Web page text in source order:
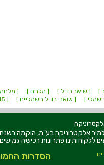
] [ שואב בדיל ] [ מלחם ] [
]
[ שואבי בדיל חשמליים ] [ MP740415 ]
ללקוחותינו פתרונות רכישה
הסדרות